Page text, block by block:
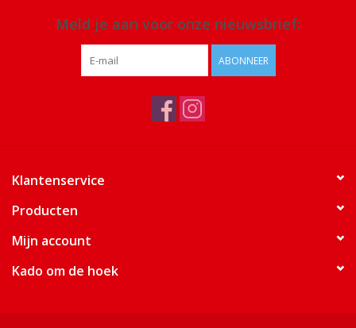
Meld je aan voor onze nieuwsbrief:
ABONNEER
Klantenservice
Producten
Mijn account
Kado om de hoek